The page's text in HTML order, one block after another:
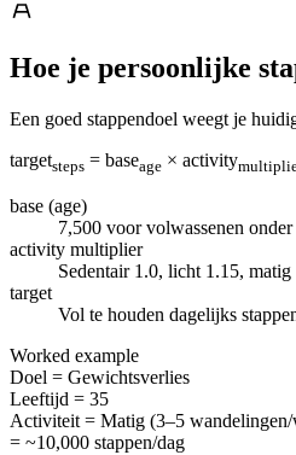
Hoe je persoonlijke
Een goed stappendoel weegt je
targetsteps = baseage × activity
base (age)
7,500 voor volwassenen
activity multiplier
Sedentair 1.0, licht 1.15,
target
Vol te houden dagelijks
Worked example
Doel = Gewichtsverlies
Leeftijd = 35
Activiteit = Matig (3–5
= ~10,000 stappen/dag